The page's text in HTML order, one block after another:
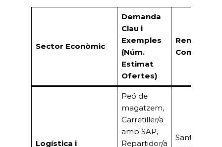
Sector Econòmic
Demanda
Clau i
Exemples
(Núm.
Estimat
Ofertes)
Comercial
Logística i
Peó de
magatzem,
Carretiller/a
amb SAP,
Repartidor/a
Sant Boi es